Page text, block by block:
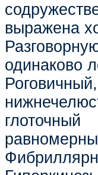
выражена
одинаково